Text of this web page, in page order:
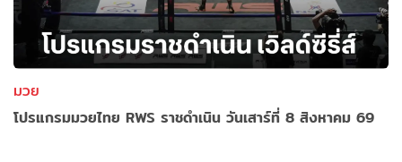
มวย
โปรแกรมมวยไทย RWS ราชดำเนิน วันเสาร์ที่ 8 สิงหาคม 69